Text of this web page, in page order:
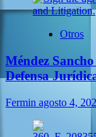
Otros
Méndez
Defensa
Fermin agosto 4,